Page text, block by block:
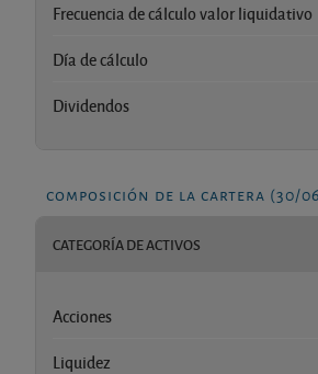
Frecuencia de cálculo valor liquidativo
Día de cálculo
Dividendos
composición de la cartera (30/
CATEGORÍA DE ACTIVOS
Acciones
Liquidez